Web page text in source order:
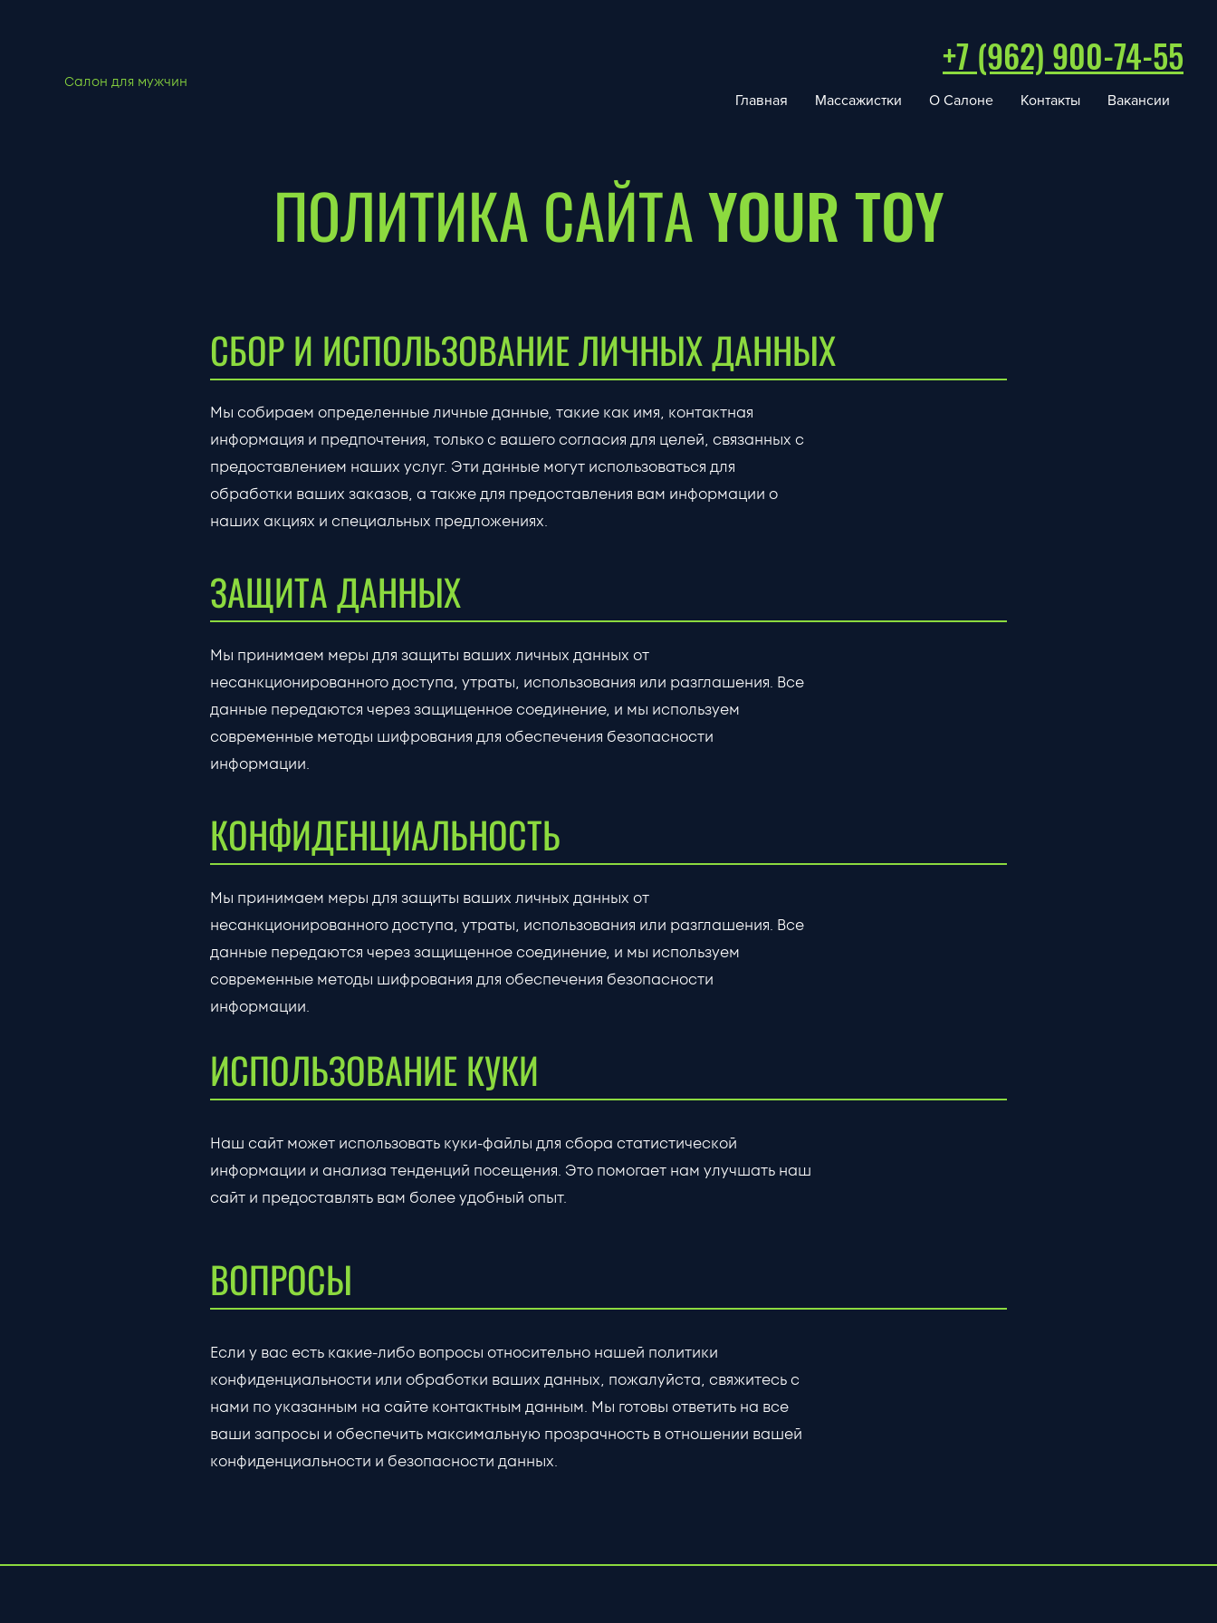
Салон для мужчин
+7 (962) 900-74-55
Главная Массажистки О Салоне Контакты Вакансии
ПОЛИТИКА САЙТА YOUR TOY
СБОР И ИСПОЛЬЗОВАНИЕ ЛИЧНЫХ ДАННЫХ
Мы собираем определенные личные данные, такие как имя, контактная
информация и предпочтения, только с вашего согласия для целей, связанных с
предоставлением наших услуг. Эти данные могут использоваться для
обработки ваших заказов, а также для предоставления вам информации о
наших акциях и специальных предложениях.
ЗАЩИТА ДАННЫХ
Мы принимаем меры для защиты ваших личных данных от
несанкционированного доступа, утраты, использования или разглашения. Все
данные передаются через защищенное соединение, и мы используем
современные методы шифрования для обеспечения безопасности
информации.
КОНФИДЕНЦИАЛЬНОСТЬ
Мы принимаем меры для защиты ваших личных данных от
несанкционированного доступа, утраты, использования или разглашения. Все
данные передаются через защищенное соединение, и мы используем
современные методы шифрования для обеспечения безопасности
информации.
ИСПОЛЬЗОВАНИЕ КУКИ
Наш сайт может использовать куки-файлы для сбора статистической
информации и анализа тенденций посещения. Это помогает нам улучшать наш
сайт и предоставлять вам более удобный опыт.
ВОПРОСЫ
Если у вас есть какие-либо вопросы относительно нашей политики
конфиденциальности или обработки ваших данных, пожалуйста, свяжитесь с
нами по указанным на сайте контактным данным. Мы готовы ответить на все
ваши запросы и обеспечить максимальную прозрачность в отношении вашей
конфиденциальности и безопасности данных.